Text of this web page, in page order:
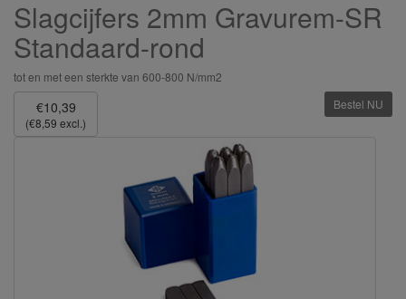
Slagcijfers 2mm Gravurem-SR
Standaard-rond
tot en met een sterkte van 600-800 N/mm2
€10,39
(€8,59 excl.)
Bestel NU